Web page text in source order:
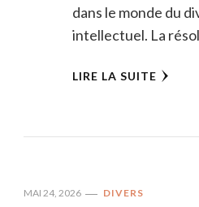
dans le monde du
intellectuel. La
LIRE LA SUITE
MAI 24, 2026 DIVERS